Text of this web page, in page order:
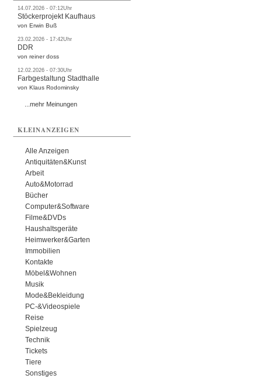
14.07.2026 - 07:12Uhr
Stöckerprojekt Kaufhaus
von Erwin Buß
23.02.2026 - 17:42Uhr
DDR
von reiner doss
12.02.2026 - 07:30Uhr
Farbgestaltung Stadthalle
von Klaus Rodominsky
...mehr Meinungen
KLEINANZEIGEN
Alle Anzeigen
Antiquitäten&Kunst
Arbeit
Auto&Motorrad
Bücher
Computer&Software
Filme&DVDs
Haushaltsgeräte
Heimwerker&Garten
Immobilien
Kontakte
Möbel&Wohnen
Musik
Mode&Bekleidung
PC-&Videospiele
Reise
Spielzeug
Technik
Tickets
Tiere
Sonstiges